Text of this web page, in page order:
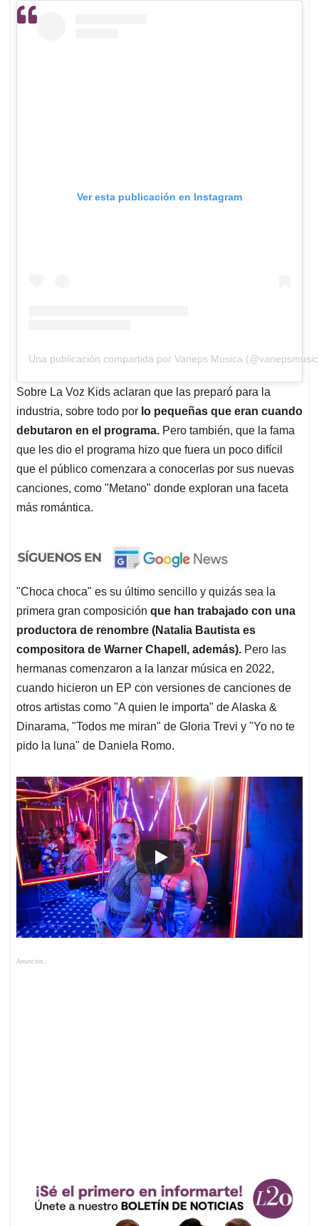
Ver esta publicación en Instagram
Una publicación compartida por Vaneps Musica
Sobre La Voz Kids aclaran que las preparó para la
industria, sobre todo por lo pequeñas que eran cuando
debutaron en el programa. Pero también, que la fama
que les dio el programa hizo que fuera un poco difícil
que el público comenzara a conocerlas por sus nuevas
canciones, como "Metano" donde exploran una faceta
más romántica.
"Choca choca" es su último sencillo y quizás sea la
primera gran composición que han trabajado con una
productora de renombre (Natalia Bautista es
compositora de Warner Chapell, además). Pero las
hermanas comenzaron a la lanzar música en 2022,
cuando hicieron un EP con versiones de canciones de
otros artistas como "A quien le importa" de Alaska &
Dinarama, "Todos me miran" de Gloria Trevi y "Yo no te
pido la luna" de Daniela Romo.
Anuncios.